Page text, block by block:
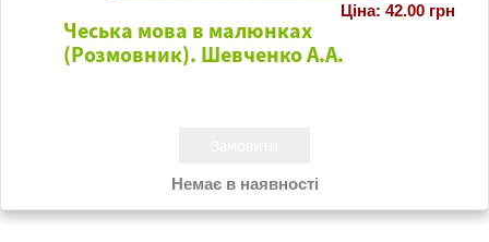
Чеська мова в малюнках
(Розмовник). Шевченко А.А.
Ціна: 42.00 грн
Немає в наявності